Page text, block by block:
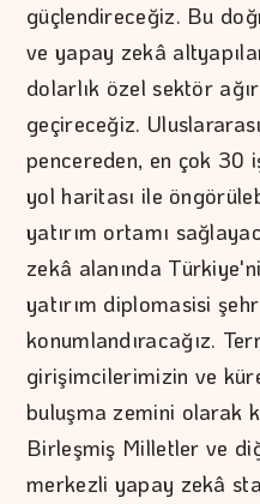
güçlendireceğiz. Bu
ve yapay zekâ
dolarlık özel sektör
geçireceğiz.
pencereden, en çok 30
yol haritası ile
yatırım ortamı
zekâ alanında
yatırım diplomasisi
konumlandıracağız.
girişimcilerimizin ve
buluşma zemini olarak
Birleşmiş Milletler ve
merkezli yapay zekâ